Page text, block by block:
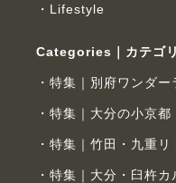
Lifestyle
Categories｜カテゴ
特集｜別府ワンダー
特集｜大分の小京都
特集｜竹田・九重
特集｜大分・臼杵カ